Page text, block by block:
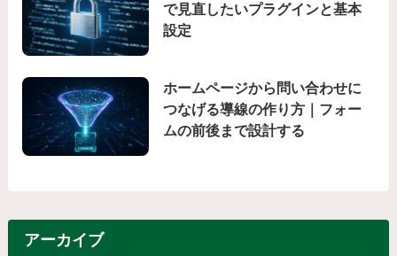
で見直したいプラグインと基本
設定
ホームページから問い合わせに
つなげる導線の作り方｜フォー
ムの前後まで設計する
アーカイブ